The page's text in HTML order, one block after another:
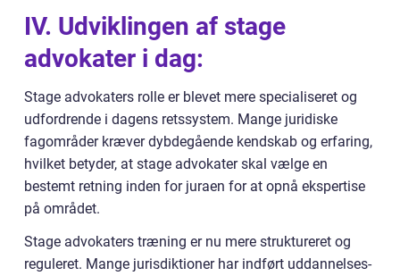
IV. Udviklingen af stage
advokater i dag:
Stage advokaters rolle er blevet mere specialiseret og
udfordrende i dagens retssystem. Mange juridiske
fagområder kræver dybdegående kendskab og erfaring,
hvilket betyder, at stage advokater skal vælge en
bestemt retning inden for juraen for at opnå ekspertise
på området.
Stage advokaters træning er nu mere struktureret og
reguleret. Mange jurisdiktioner har indført uddannelses-